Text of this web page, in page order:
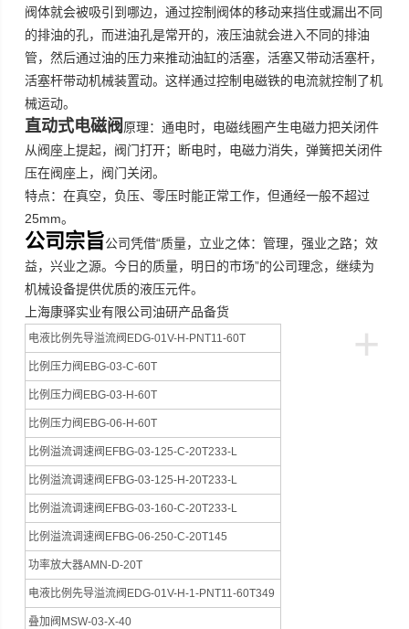
阀体就会被吸引到哪边，通过控制阀体的移动来挡住或漏出不同
的排油的孔，而进油孔是常开的，液压油就会进入不同的排油
管，然后通过油的压力来推动油缸的活塞，活塞又带动活塞杆，
活塞杆带动机械装置动。这样通过控制电磁铁的电流就控制了机
械运动。
直动式电磁阀 原理：通电时，电磁线圈产生电磁力把关闭件
从阀座上提起，阀门打开；断电时，电磁力消失，弹簧把关闭件
压在阀座上，阀门关闭。
特点：在真空，负压、零压时能正常工作，但通经一般不超过
25mm。
公司宗旨公司凭借“质量，立业之体：管理，强业之路；效
益，兴业之源。今日的质量，明日的市场”的公司理念，继续为
机械设备提供优质的液压元件。
上海康驿实业有限公司油研产品备货
+
电液比例先导溢流阀EDG-01V-H-PNT11-60T
比例压力阀EBG-03-C-60T
比例压力阀EBG-03-H-60T
比例压力阀EBG-06-H-60T
比例溢流调速阀EFBG-03-125-C-20T233-L
比例溢流调速阀EFBG-03-125-H-20T233-L
比例溢流调速阀EFBG-03-160-C-20T233-L
比例溢流调速阀EFBG-06-250-C-20T145
功率放大器AMN-D-20T
电液比例先导溢流阀EDG-01V-H-1-PNT11-60T349
叠加阀MSW-03-X-40